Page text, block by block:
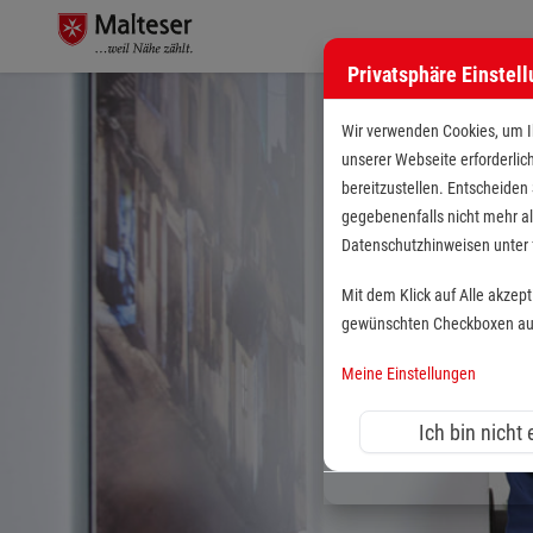
Privatsphäre
Wir verwenden Cookies, um
unserer Webseite
bereitzustellen.
gegebenenfalls nicht mehr
Datenschutzhinweisen
Mit dem Klick auf Alle
gewünschten Checkboxen
Meine Einstellungen
Ich bin nicht